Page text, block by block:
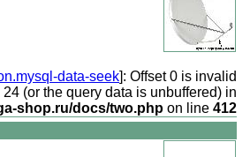
data-seek]: Offset 0 is invalid
(or the query data is unbuffered) in
shop.ru/docs/two.php on line 412